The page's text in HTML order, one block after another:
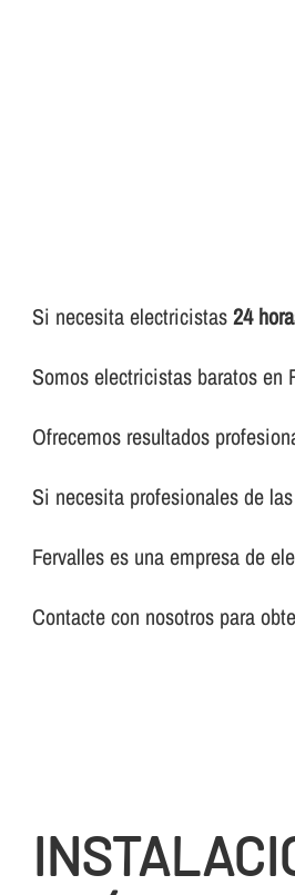
Si necesita electricistas24
Somos electricistas baratos en
Ofrecemos resultados
Si necesita profesionales de
Fervalles es una empresa de
Contacte con nosotros para